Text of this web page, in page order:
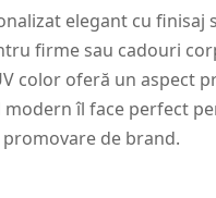
elegant cu finisaj
firme sau cadouri
color oferă un aspect
modern îl face perfect
promovare de brand.